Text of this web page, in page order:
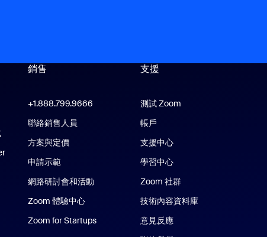
程式
Zoom Rooms 應用程式
iPad 應用程式
應用程式
銷售
+1.888.799.9666 按一下以撥打電話
聯絡銷售人員
方案與定價
申請示範
網路研討會和活動
Zoom 體驗中心Zoom 體驗中心
Zoom for StartupsZoom for Startups
支援
支援
測試 Zoom
帳戶
支援中心
學習中心
Zoom 社群
技術內容資料庫
意見反應